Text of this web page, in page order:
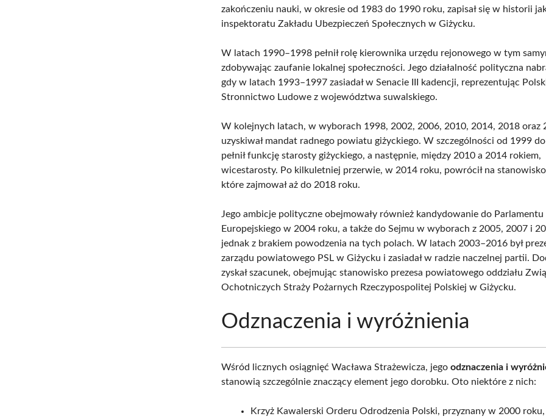
zakończeniu nauki, w okresie od 1983 do 1990 roku, zapisał się w historii
inspektoratu Zakładu Ubezpieczeń Społecznych w Giżycku.
W latach 1990–1998 pełnił rolę kierownika urzędu rejonowego w tym
zdobywając zaufanie lokalnej społeczności. Jego działalność polityczna
gdy w latach 1993–1997 zasiadał w Senacie III kadencji, reprezentując
Stronnictwo Ludowe z województwa suwalskiego.
W kolejnych latach, w wyborach 1998, 2002, 2006, 2010, 2014, 2018 oraz
uzyskiwał mandat radnego powiatu giżyckiego. W szczególności od 1999
pełnił funkcję starosty giżyckiego, a następnie, między 2010 a 2014 rokiem,
wicestarosty. Po kilkuletniej przerwie, w 2014 roku, powrócił na
które zajmował aż do 2018 roku.
Jego ambicje polityczne obejmowały również kandydowanie do Parlamentu
Europejskiego w 2004 roku, a także do Sejmu w wyborach z 2005, 2007 i
jednak z brakiem powodzenia na tych polach. W latach 2003–2016 był
zarządu powiatowego PSL w Giżycku i zasiadał w radzie naczelnej partii.
zyskał szacunek, obejmując stanowisko prezesa powiatowego oddziału
Ochotniczych Straży Pożarnych Rzeczypospolitej Polskiej w Giżycku.
Odznaczenia i wyróżnienia
Wśród licznych osiągnięć Wacława Strażewicza, jegoodznaczenia i
stanowią szczególnie znaczący element jego dorobku. Oto niektóre z nich:
Krzyż Kawalerski Orderu Odrodzenia Polski, przyznany w 2000 roku,